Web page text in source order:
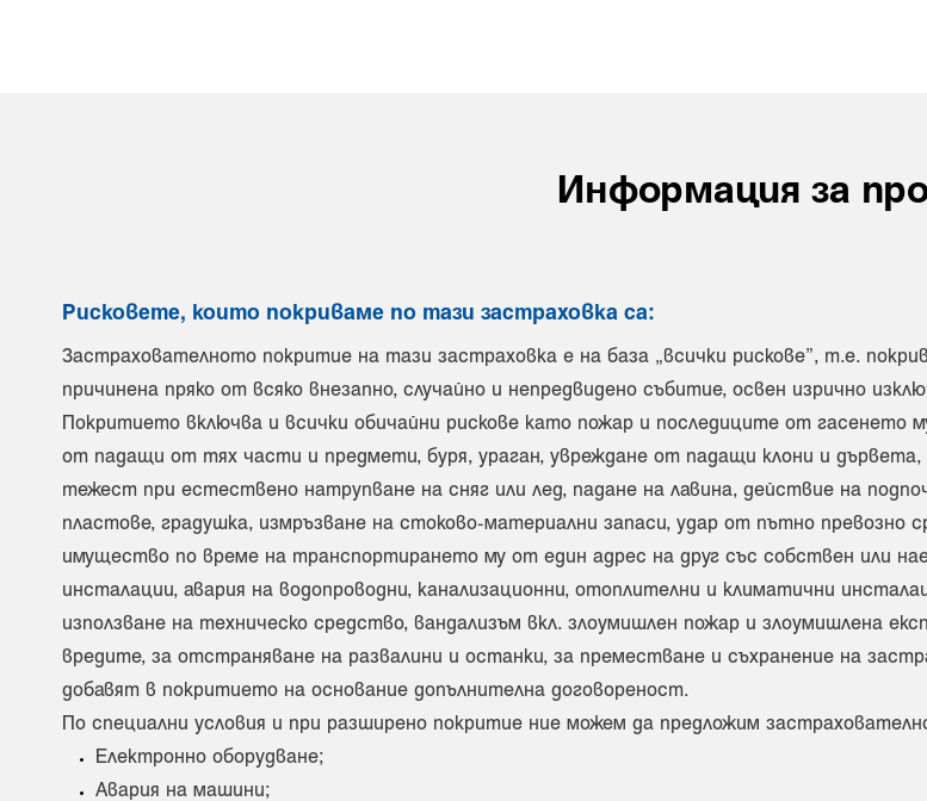
Информация за
Рисковете, които покриваме по тази застраховка са:
Застрахователното покритие на тази застраховка е на база „всички рискове”, т.е.
причинена пряко от всяко внезапно, случайно и непредвидено събитие, освен изрично
Покритието включва и всички обичайни рискове като пожар и последиците от гасенето
от падащи от тях части и предмети, буря, ураган, увреждане от падащи клони и
тежест при естествено натрупване на сняг или лед, падане на лавина, действие на
пластове, градушка, измръзване на стоково-материални запаси, удар от пътно
имущество по време на транспортирането му от един адрес на друг със собствен или
инсталации, авария на водопроводни, канализационни, отоплителни и климатични
използване на техническо средство, вандализъм вкл. злоумишлен пожар и злоумишлена
вредите, за отстраняване на развалини и останки, за преместване и съхранение на
добавят в покритието на основание допълнителна договореност.
По специални условия и при разширено покритие ние можем да предложим
Електронно оборудване;
Авария на машини;